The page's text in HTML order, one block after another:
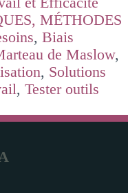
MÉTHODES
, Biais
de Maslow,
, Solutions
, Tester outils